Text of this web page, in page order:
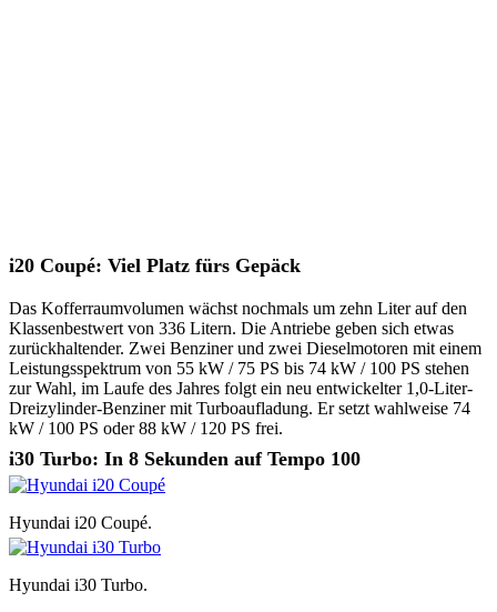
i20 Coupé: Viel Platz fürs Gepäck
Das Kofferraumvolumen wächst nochmals um zehn Liter auf den
Klassenbestwert von 336 Litern. Die Antriebe geben sich etwas
zurückhaltender. Zwei Benziner und zwei Dieselmotoren mit einem
Leistungsspektrum von 55 kW / 75 PS bis 74 kW / 100 PS stehen
zur Wahl, im Laufe des Jahres folgt ein neu entwickelter 1,0-Liter-
Dreizylinder-Benziner mit Turboaufladung. Er setzt wahlweise 74
kW / 100 PS oder 88 kW / 120 PS frei.
i30 Turbo: In 8 Sekunden auf Tempo 100
Hyundai i20 Coupé.
Hyundai i30 Turbo.